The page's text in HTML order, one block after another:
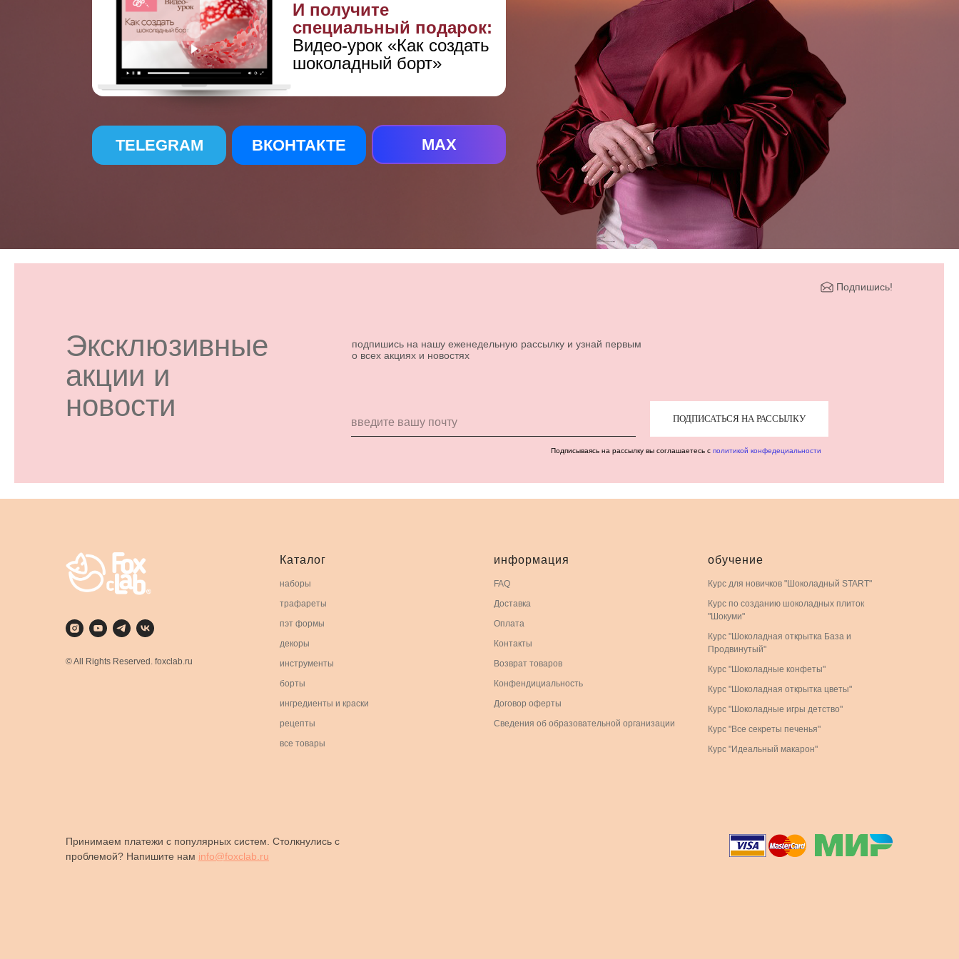
TELEGRAM
И получите
специальный подарок:
Видео-урок «Как создать
шоколадный борт»
MAX
ВКОНТАКТЕ
Эксклюзивные
акции и
новости
ПОДПИСАТЬСЯ НА РАССЫЛКУ
подпишись на нашу еженедельную рассылку и узнай первым
о всех акциях и новостях
Подпишись!
Подписываясь на рассылку вы соглашаетесь с политикой конфедециальности
© All Rights Reserved. foxclab.ru
Каталог
наборы
трафареты
пэт формы
декоры
инструменты
борты
ингредиенты и краски
рецепты
все товары
информация
FAQ
Доставка
Оплата
Контакты
Возврат товаров
Конфендициальность
Договор оферты
Сведения об образовательной организации
обучение
Курс для новичков "Шоколадный START"
Курс по созданию шоколадных плиток
"Шокуми"
Курс "Шоколадная открытка База и
Продвинутый"
Курс "Шоколадные конфеты"
Курс "Шоколадная открытка цветы"
Курс "Шоколадные игры детство"
Курс "Все секреты печенья"
Курс "Идеальный макарон"
Принимаем платежи с популярных систем. Столкнулись с
проблемой? Напишите нам info@foxclab.ru